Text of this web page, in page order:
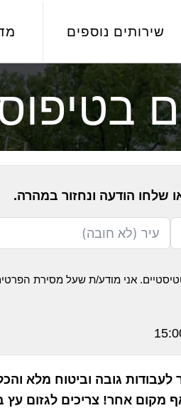
שירותים נוספים
שלחו הודעה ונחזור במהרה.
אני מודע/ת שעל מסירת
גובה וביטוח מלא
מקום אחר! צריכים לגזום עץ